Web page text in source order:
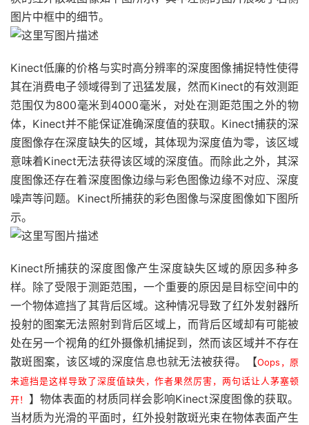
图片中框中的细节。
Kinect低廉的价格与实时高分辨率的深度图像捕捉特性使得
其在消费电子领域得到了迅猛发展，然而Kinect的有效测距
范围仅为800毫米到4000毫米，对处在测距范围之外的物
体，Kinect并不能保证准确深度值的获取。Kinect捕获的深
度图像存在深度缺失的区域，其体现为深度值为零，该区域
意味着Kinect无法获得该区域的深度值。而除此之外，其深
度图像还存在着深度图像边缘与彩色图像边缘不对应、深度
噪声等问题。Kinect所捕获的彩色图像与深度图像如下图所
示。
Kinect所捕获的深度图像产生深度缺失区域的原因多种多
样。除了受限于测距范围，一个重要的原因是目标空间中的
一个物体遮挡了其背后区域。这种情况导致了红外发射器所
投射的图案无法照射到背后区域上，而背后区域却有可能被
处在另一个视角的红外摄像机捕捉到，然而该区域并不存在
散斑图案，该区域的深度信息也就无法被获得。【Oops，原
来遮挡是这样导致了深度值缺失，作者果然厉害，两句话让人茅塞顿
开！ 】物体表面的材质同样会影响Kinect深度图像的获取。
当材质为光滑的平面时，红外投射散斑光束在物体表面产生